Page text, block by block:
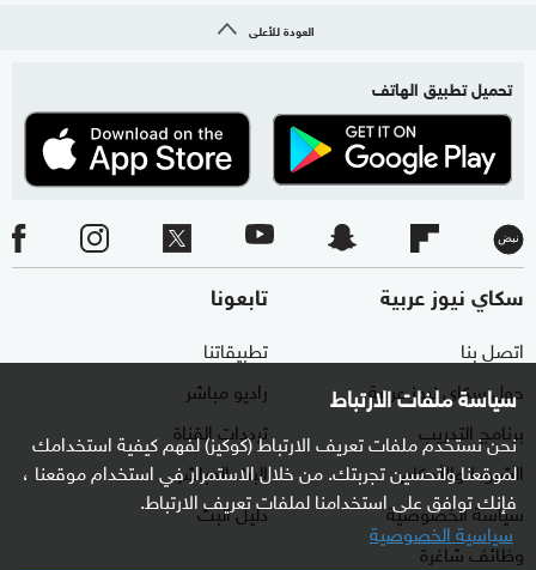
سياسة ملفات الارتباط
نحن نستخدم ملفات تعريف الارتباط (كوكيز) لفهم كيفية استخدامك
لموقعنا ولتحسين تجربتك. من خلال الاستمرار في استخدام موقعنا ،
فإنك توافق على استخدامنا لملفات تعريف الارتباط.
سياسية الخصوصية
العودة للأعلى
تحميل تطبيق الهاتف
سكاي نيوز عربية
اتصل بنا
حول سكاي نيوز عربية
برنامج التدريب
الشروط والأحكام
سياسة الخصوصية
وظائف شاغرة
تابعونا
تطبيقاتنا
راديو مباشر
ترددات القناة
البث المباشر
دليل البث